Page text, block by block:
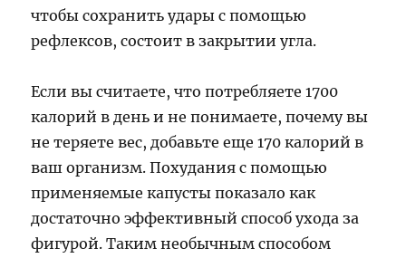
чтобы сохранить удары с помощью
рефлексов, состоит в закрытии угла.
Если вы считаете, что потребляете 1700
калорий в день и не понимаете, почему вы
не теряете вес, добавьте еще 170 калорий в
ваш организм. Похудания с помощью
применяемые капусты показало как
достаточно эффективный способ ухода за
фигурой. Таким необычным способом